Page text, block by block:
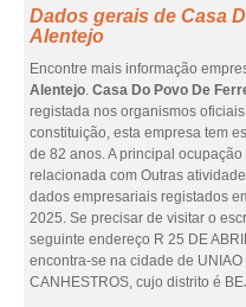
Dados gerais de Casa
Alentejo
Encontre mais informação
Alentejo. Casa Do Povo De
registada nos organismos
constituição, esta empresa tem
de 82 anos. A principal
relacionada com Outras
dados empresariais registados
2025. Se precisar de visitar o
seguinte endereço R 25 DE
encontra-se na cidade de
CANHESTROS, cujo distrito é